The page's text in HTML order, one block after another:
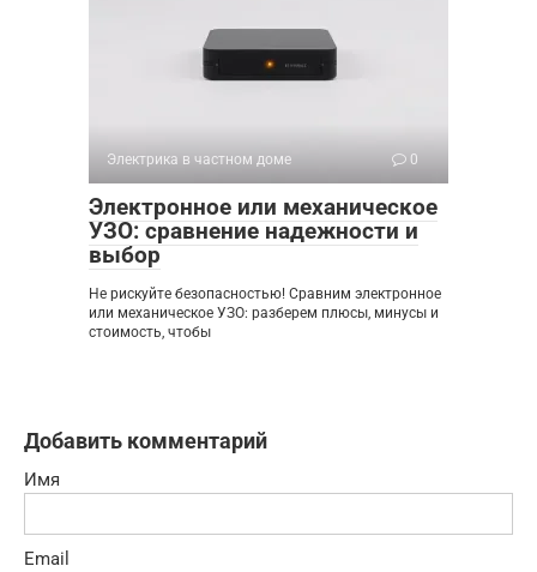
Электрика в частном доме 0
Электронное или механическое
УЗО: сравнение надежности и
выбор
Не рискуйте безопасностью! Сравним электронное
или механическое УЗО: разберем плюсы, минусы и
стоимость, чтобы
Добавить комментарий
Имя
Email